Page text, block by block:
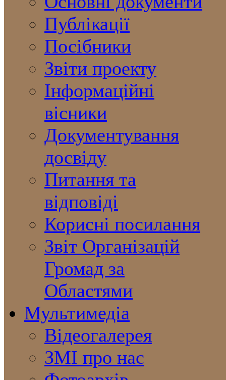
Публікації
Посібники
Звіти проекту
Інформаційні
вісники
Документування
досвіду
Питання та
відповіді
Корисні посилання
Звіт Організацій
Громад за
Областями
Мультимедіа
Відеогалерея
ЗМІ про нас